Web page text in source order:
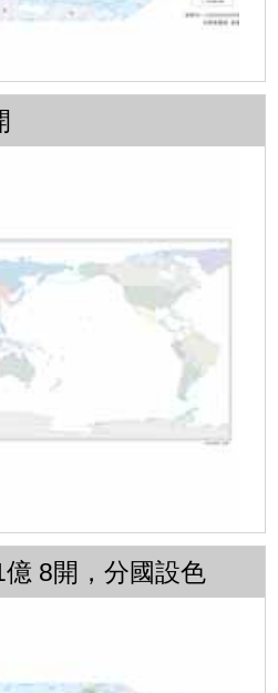
8開，分國設色